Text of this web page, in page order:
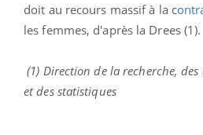
doit au recours massif à la c
les femmes, d'après la Drees (1).
(1) Direction de la recherche,
et des statistiques